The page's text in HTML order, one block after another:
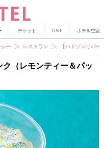
チケット USJ ホテル空室
ー レストラン 【ハドソンリバ
（レモンティー＆パッ